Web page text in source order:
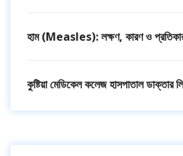
হাম (Measles): লক্ষণ, কারণ ও
কুষ্টিয়া মেডিকেল কলেজ হাসপাতাল ডাক্তার